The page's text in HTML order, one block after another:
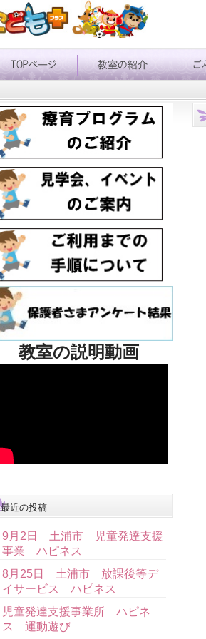
教室の説明動画
最近の投稿
9月2日 土浦市 児童発達支援
事業 ハピネス
8月25日 土浦市 放課後等デ
イサービス ハピネス
児童発達支援事業所 ハピネ
ス 運動遊び